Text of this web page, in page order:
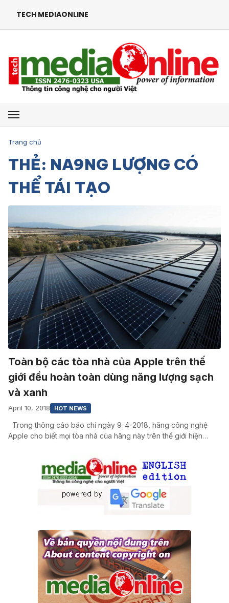
TECH MEDIAONLINE
Mở menu
Trang chủ
THẺ: NA9NG LƯỢNG CÓ
THỂ TÁI TẠO
Toàn bộ các tòa nhà của Apple trên thế
giới đều hoàn toàn dùng năng lượng sạch
và xanh
April 10, 2018 HOT NEWS
Trong thông cáo báo chí ngày 9-4-2018, hãng công nghệ
Apple cho biết mọi tòa nhà của hãng này trên thế giới hiện…